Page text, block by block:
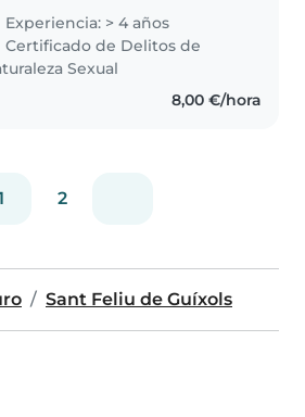
de todas las edades,
bebés, niños
y niños en edad
Tengo experiencia..
Experiencia: > 4 años
Certificado de Delitos de
Sexual
8,00 €/hora
2
Sant Feliu de Guíxols